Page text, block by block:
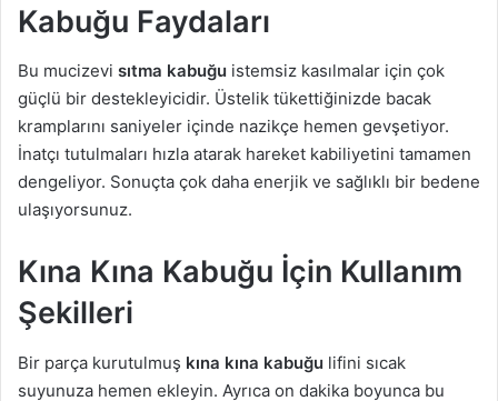
Kabuğu Faydaları
Bu mucizevi sıtma kabuğu istemsiz kasılmalar için çok
güçlü bir destekleyicidir. Üstelik tükettiğinizde bacak
kramplarını saniyeler içinde nazikçe hemen gevşetiyor.
İnatçı tutulmaları hızla atarak hareket kabiliyetini tamamen
dengeliyor. Sonuçta çok daha enerjik ve sağlıklı bir bedene
ulaşıyorsunuz.
Kına Kına Kabuğu İçin Kullanım
Şekilleri
Bir parça kurutulmuş kına kına kabuğu lifini sıcak
suyunuza hemen ekleyin. Ayrıca on dakika boyunca bu